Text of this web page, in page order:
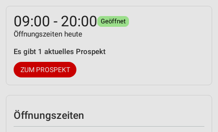
09:00 - 20:00 Geöffnet
Öffnungszeiten heute
Es gibt 1 aktuelles Prospekt
ZUM PROSPEKT
Öffnungszeiten